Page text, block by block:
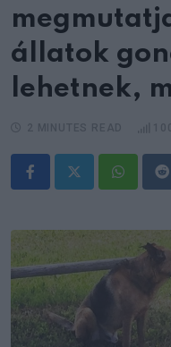
állatok
lehetnek,
Whatsapp